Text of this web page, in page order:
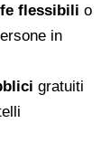
flessibili o
in
gratuiti